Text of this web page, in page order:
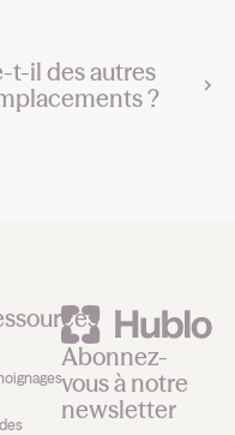
t-il des autres
?
Abonnez-
vous à notre
newsletter